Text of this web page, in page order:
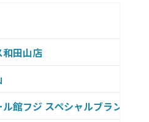
田山店
館フジ スペシャルブランド潮